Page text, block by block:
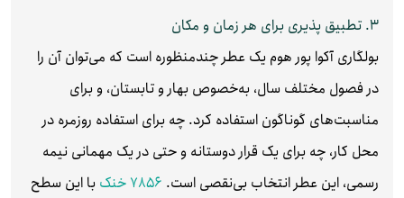
۳. تطبیق‌ پذیری برای هر زمان و مکان
بولگاری آکوا پور هوم یک عطر چندمنظوره است که می‌توان آن را
در فصول مختلف سال، به‌خصوص بهار و تابستان، و برای
مناسبت‌های گوناگون استفاده کرد. چه برای استفاده روزمره در
محل کار، چه برای یک قرار دوستانه و حتی در یک مهمانی نیمه‌
رسمی، این عطر انتخاب بی‌نقصی است. 7856 خنک با این سطح